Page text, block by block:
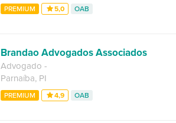
PREMIUM 5,0 OAB
Brandao Advogados Associados
Advogado -
Parnaíba, PI
PREMIUM 4,9 OAB